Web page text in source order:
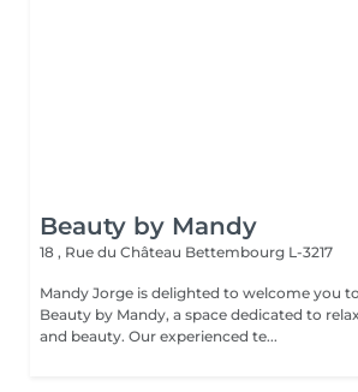
Beauty by Mandy
18 , Rue du Château Bettembourg L-3217
Mandy Jorge is delighted to welcome you
Beauty by Mandy, a space dedicated to
and beauty. Our experienced te...